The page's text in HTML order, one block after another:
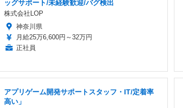
ッグサポート/未経験歓迎/バグ検出
株式会社LOP
神奈川県
月給25万6,600円～32万円
正社員
アプリゲーム開発サポートスタッフ・IT/定着率
高い」